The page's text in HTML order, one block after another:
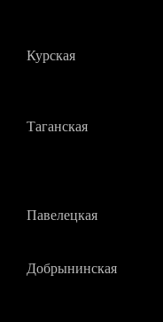
Курская
Таганская
Павелецкая
Добрынинская